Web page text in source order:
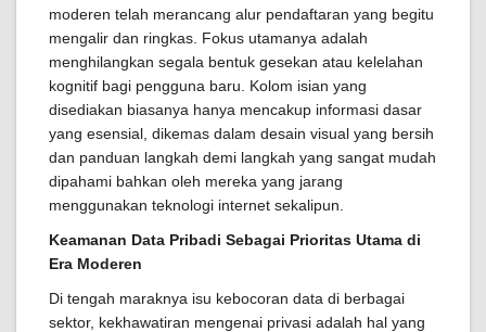
moderen telah merancang alur pendaftaran yang begitu
mengalir dan ringkas. Fokus utamanya adalah
menghilangkan segala bentuk gesekan atau kelelahan
kognitif bagi pengguna baru. Kolom isian yang
disediakan biasanya hanya mencakup informasi dasar
yang esensial, dikemas dalam desain visual yang bersih
dan panduan langkah demi langkah yang sangat mudah
dipahami bahkan oleh mereka yang jarang
menggunakan teknologi internet sekalipun.
Keamanan Data Pribadi Sebagai Prioritas Utama di
Era Moderen
Di tengah maraknya isu kebocoran data di berbagai
sektor, kekhawatiran mengenai privasi adalah hal yang